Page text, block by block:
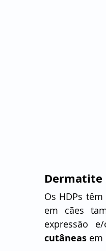
Dermatite
Os HDPs
em cães
expressão
cutâneas em